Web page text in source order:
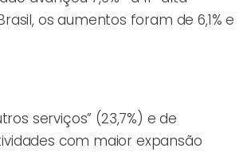
os aumentos foram de 6,1% e
serviços” (23,7%) e de
com maior expansão